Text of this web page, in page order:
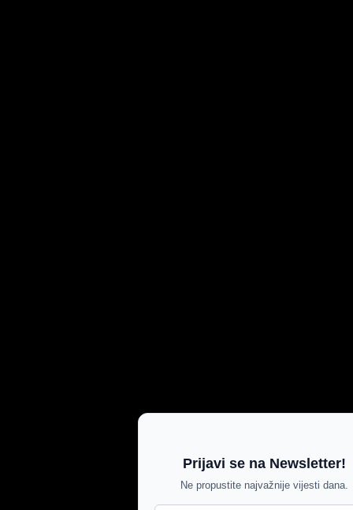
Prijavi se na Newsletter!
Ne propustite najvažnije vijesti dana.